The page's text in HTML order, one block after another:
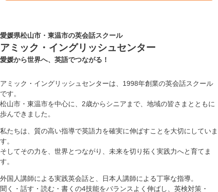
愛媛県松山市・東温市の英会話スクール
アミック・イングリッシュセンター
愛媛から世界へ、英語でつながる！
アミック・イングリッシュセンターは、1998年創業の英会話スクール
です。
松山市・東温市を中心に、2歳からシニアまで、地域の皆さまとともに
歩んできました。
私たちは、質の高い指導で英語力を確実に伸ばすことを大切にしていま
す。
そしてその力を、世界とつながり、未来を切り拓く実践力へと育てま
す。
外国人講師による実践英会話と、日本人講師による丁寧な指導。
聞く・話す・読む・書くの4技能をバランスよく伸ばし、英検対策・